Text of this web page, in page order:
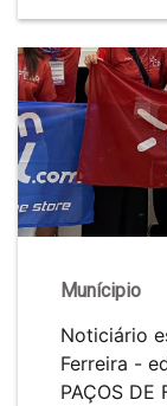
Munícipio
Noticiário
Ferreira -
PAÇOS DE